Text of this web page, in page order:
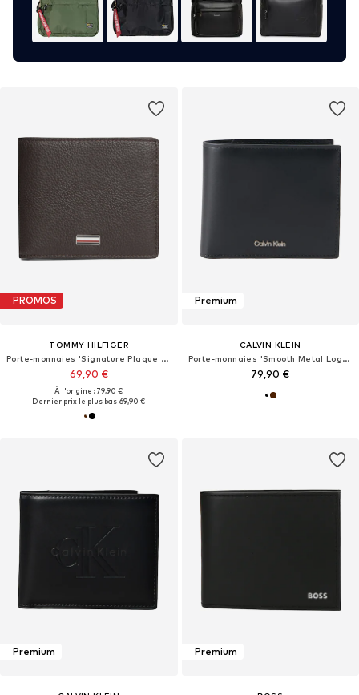
PROMOS
TOMMY HILFIGER
Porte-monnaies 'Signature Plaque Bifold'
69,90 €
À l'origine : 79,90 €
Dernier prix le plus bas :69,90 €
Premium
CALVIN KLEIN
Porte-monnaies 'Smooth Metal Logo Bifold'
79,90 €
Premium Premium